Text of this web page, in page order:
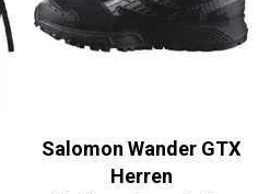
Salomon Wander GTX
Herren